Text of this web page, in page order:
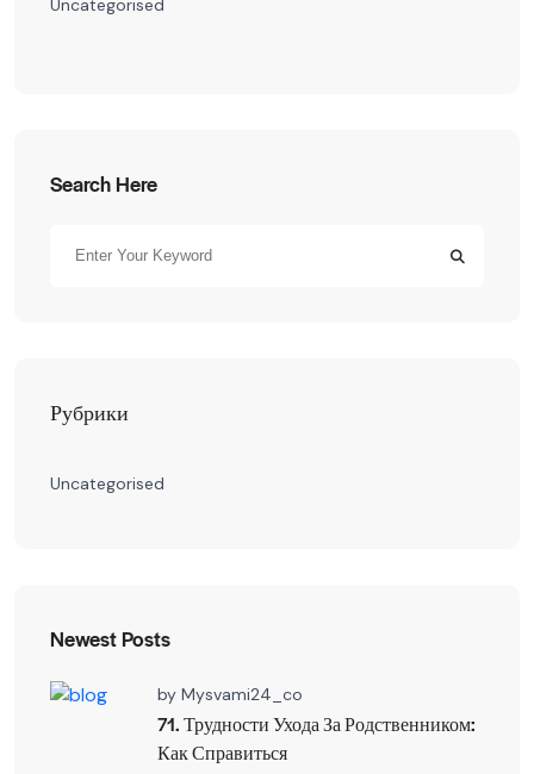
Uncategorised
Search Here
Рубрики
Uncategorised
Newest Posts
by Mysvami24_co
71. Трудности Ухода За Родственником:
Как Справиться